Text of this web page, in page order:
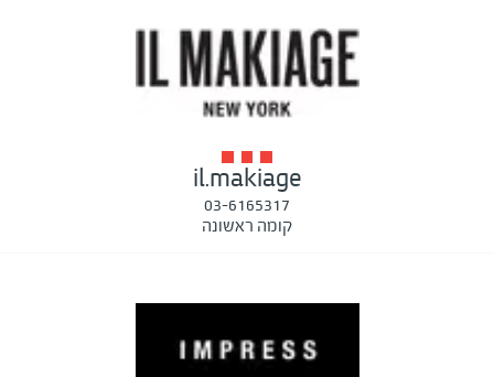
il.makiage
03-6165317
קומה ראשונה